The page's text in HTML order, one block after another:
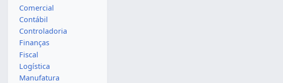
Comercial
Contábil
Controladoria
Finanças
Fiscal
Logística
Manufatura